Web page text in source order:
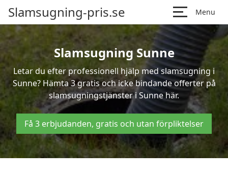
Slamsugning-pris.se Menu
Slamsugning Sunne
Letar du efter professionell hjälp med slamsugning i
Sunne? Hämta 3 gratis och icke bindande offerter på
slamsugningstjänster i Sunne här.
Få 3 erbjudanden, gratis och utan förpliktelser